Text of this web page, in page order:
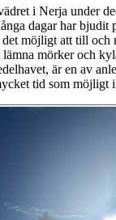
i Nerja under
dagar har bjudit
möjligt att till och
lämna mörker och
är en av
tid som möjligt